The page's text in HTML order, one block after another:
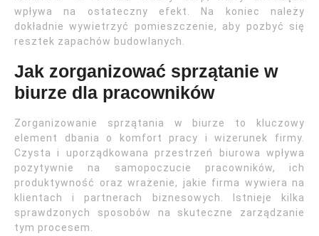
wpływa na ostateczny efekt. Na koniec należy
dokładnie wywietrzyć pomieszczenie, aby pozbyć się
resztek zapachów budowlanych.
Jak zorganizować sprzątanie w
biurze dla pracowników
Zorganizowanie sprzątania w biurze to kluczowy
element dbania o komfort pracy i wizerunek firmy.
Czysta i uporządkowana przestrzeń biurowa wpływa
pozytywnie na samopoczucie pracowników, ich
produktywność oraz wrażenie, jakie firma wywiera na
klientach i partnerach biznesowych. Istnieje kilka
sprawdzonych sposobów na skuteczne zarządzanie
tym procesem.